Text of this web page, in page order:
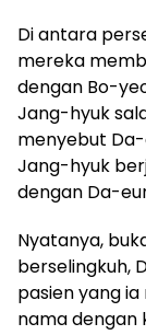
Di antara
mereka
dengan Bo-
Jang-hyuk
menyebut
Jang-hyuk
dengan Da-
Nyatanya,
berselingkuh,
pasien yang
nama dengan